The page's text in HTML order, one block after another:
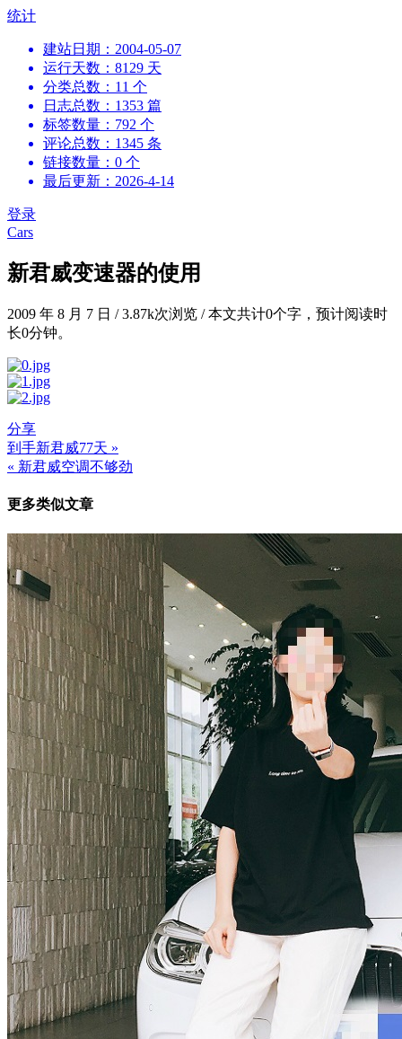
跳
统计
建站日期：2004-05-07
运行天数：8129 天
分类总数：11 个
日志总数：1353 篇
标签数量：792 个
评论总数：1345 条
链接数量：0 个
最后更新：2026-4-14
登录
Cars
新君威变速器的使用
2009 年 8 月 7 日 /3.87k次浏览 /本文共计0个字，预计阅读时
长0分钟。
分享
文
章
导
航
到手新君威77天 »
« 新君威空调不够劲
更多类似文章